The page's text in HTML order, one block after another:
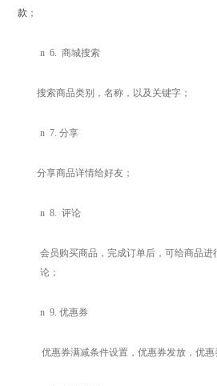
款 ；
n 6.商城搜索
搜索商品类别，名称，以及关键字；
n 7.分享
分享商品详情给好友；
n 8.评论
会员购买商品，完成订单后，可给商品
论；
n 9.优惠券
优惠券满减条件设置，优惠券发放，优惠